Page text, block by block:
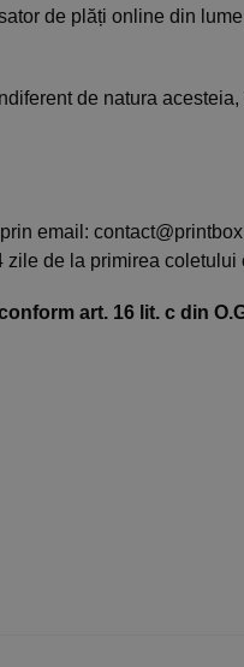
de plăți online din
de natura
email:
zile de la primirea coletului
art. 16 lit. c din